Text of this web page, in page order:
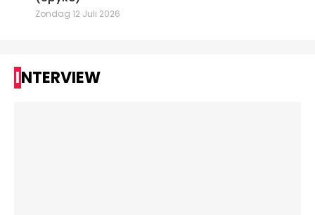
Zondag 12 Juli 2026
INTERVIEW